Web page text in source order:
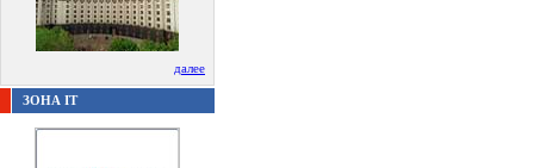
далее
ЗОНА IT